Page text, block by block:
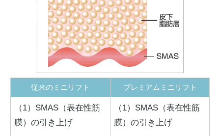
従来のミニリフト プレミアムミニリフト
（1）SMAS（表在性筋
膜）の引き上げ
（1）SMAS（表在性筋
膜）の引き上げ